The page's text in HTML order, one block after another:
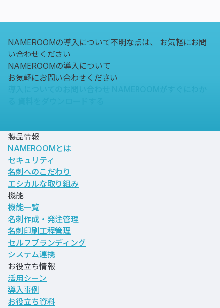
NAMEROOMの導入について不明な点は、
お気軽にお問
い合わせください
NAMEROOMの導入について
お気軽にお問い合わせください
製品情報
NAMEROOMとは
セキュリティ
名刺へのこだわり
エシカルな取り組み
機能
機能一覧
名刺作成・発注管理
名刺印刷工程管理
セルフブランディング
システム連携
お役立ち情報
活用シーン
導入事例
お役立ち資料